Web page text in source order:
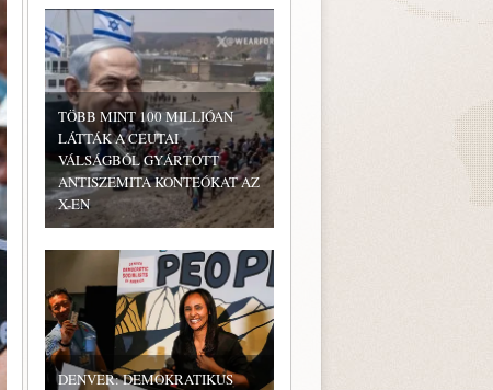
TÖBB MINT 100 MILLIÓAN
LÁTTÁK A CEUTAI
VÁLSÁGBÓL GYÁRTOTT
ANTISZEMITA KONTEÓKAT AZ
X-EN
DENVER: DEMOKRATIKUS